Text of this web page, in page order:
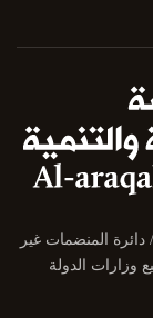
المنضمات غير